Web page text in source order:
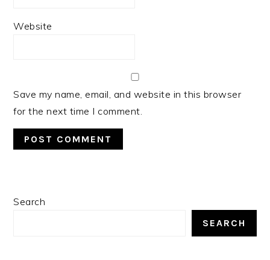
Website
Save my name, email, and website in this browser
for the next time I comment.
PRIMARY
Search
SEARCH